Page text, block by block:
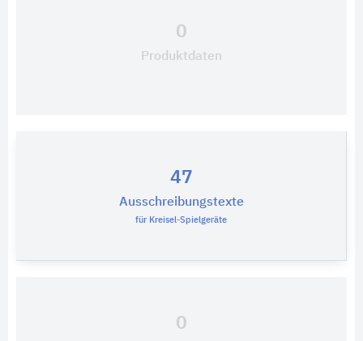
0
Produktdaten
47
Ausschreibungstexte
für Kreisel-Spielgeräte
0